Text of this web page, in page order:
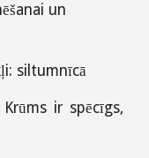
un
siltumnīcā
ir spēcīgs,